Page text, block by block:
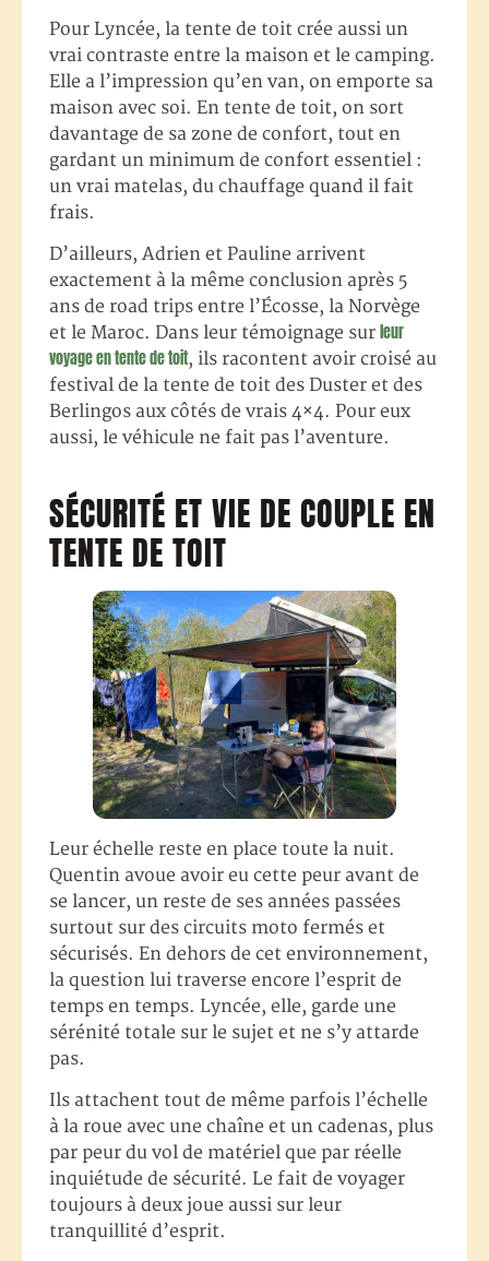
Pour Lyncée, la tente de toit crée aussi un
vrai contraste entre la maison et le camping.
Elle a l’impression qu’en van, on emporte sa
maison avec soi. En tente de toit, on sort
davantage de sa zone de confort, tout en
gardant un minimum de confort essentiel :
un vrai matelas, du chauffage quand il fait
frais.
D’ailleurs, Adrien et Pauline arrivent
exactement à la même conclusion après 5
ans de road trips entre l’Écosse, la Norvège
et le Maroc. Dans leur témoignage sur leur
voyage en tente de toit, ils racontent avoir croisé au
festival de la tente de toit des Duster et des
Berlingos aux côtés de vrais 4×4. Pour eux
aussi, le véhicule ne fait pas l’aventure.
SÉCURITÉ ET VIE DE COUPLE EN
TENTE DE TOIT
Leur échelle reste en place toute la nuit.
Quentin avoue avoir eu cette peur avant de
se lancer, un reste de ses années passées
surtout sur des circuits moto fermés et
sécurisés. En dehors de cet environnement,
la question lui traverse encore l’esprit de
temps en temps. Lyncée, elle, garde une
sérénité totale sur le sujet et ne s’y attarde
pas.
Ils attachent tout de même parfois l’échelle
à la roue avec une chaîne et un cadenas, plus
par peur du vol de matériel que par réelle
inquiétude de sécurité. Le fait de voyager
toujours à deux joue aussi sur leur
tranquillité d’esprit.